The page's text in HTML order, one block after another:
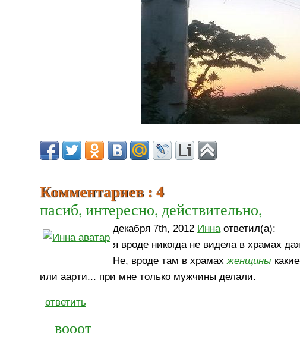
Комментариев : 4
пасиб, интересно, действительно,
декабря 7th, 2012 Инна ответил(а):
я вроде никогда не видела в храмах
Не, вроде там в храмахженщины
или аарти... при мне только мужчины делали.
ответить
вооот